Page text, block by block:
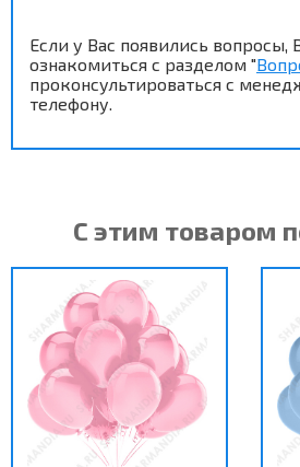
Если у Вас появились
ознакомиться с разделом "
проконсультироваться с
телефону.
С этим товаром